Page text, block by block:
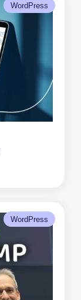
WordPress
WordPress